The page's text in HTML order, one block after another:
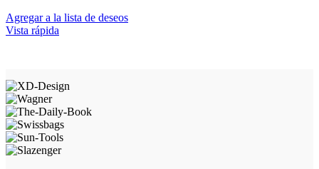
Agregar a la lista de deseos
Vista rápida